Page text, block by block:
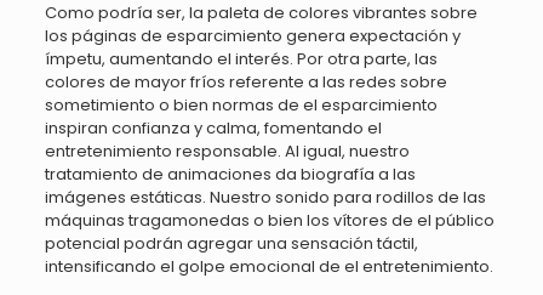
Como podrí­a ser, la paleta de colores vibrantes sobre
los páginas de esparcimiento genera expectación y
ímpetu, aumentando el interés. Por otra parte, las
colores de mayor fríos referente a las redes sobre
sometimiento o bien normas de el esparcimiento
inspiran confianza y calma, fomentando el
entretenimiento responsable. Al igual, nuestro
tratamiento de animaciones da biografía a las
imágenes estáticas. Nuestro sonido para rodillos de las
máquinas tragamonedas o bien los vítores de el público
potencial podrán agregar una sensación táctil,
intensificando el golpe emocional de el entretenimiento.